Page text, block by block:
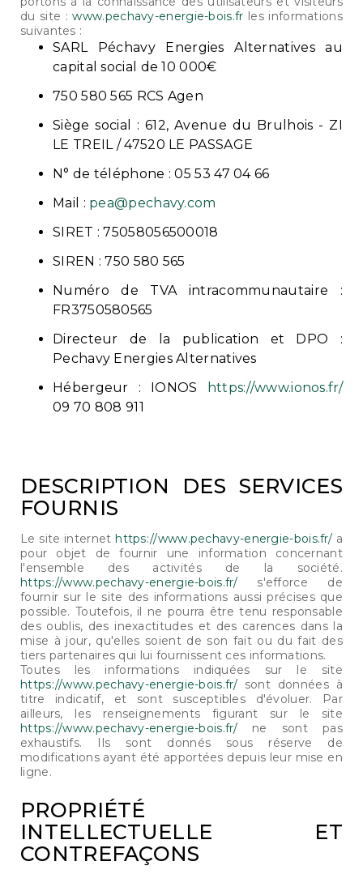
du site :www.pechavy-energie-bois.fr les informations
suivantes :
SARL Péchavy Energies Alternatives au
capital social de 10 000€
750 580 565 RCS Agen
Siège social : 612, Avenue du Brulhois - ZI
LE TREIL / 47520 LE PASSAGE
N° de téléphone : 05 53 47 04 66
Mail : pea@pechavy.com
SIRET : 75058056500018
SIREN : 750 580 565
Numéro de TVA intracommunautaire :
FR3750580565
Directeur de la publication et DPO :
Pechavy Energies Alternatives
Hébergeur : IONOS
https://www.ionos.fr/
09 70 808 911
DESCRIPTION DES SERVICES
FOURNIS
Le site internet https://www.pechavy-energie-bois.fr/ a
pour objet de fournir une information concernant
l'ensemble des activités de la société.
https://www.pechavy-energie-bois.fr/s'efforce de
fournir sur le site des informations aussi précises que
possible. Toutefois, il ne pourra être tenu responsable
des oublis, des inexactitudes et des carences dans la
mise à jour, qu'elles soient de son fait ou du fait des
tiers partenaires qui lui fournissent ces informations.
Toutes les informations indiquées sur le site
https://www.pechavy-energie-bois.fr/sont données à
titre indicatif, et sont susceptibles d'évoluer. Par
ailleurs, les renseignements figurant sur le site
https://www.pechavy-energie-bois.fr/ne sont pas
exhaustifs. Ils sont donnés sous réserve de
modifications ayant été apportées depuis leur mise en
ligne.
PROPRIÉTÉ
INTELLECTUELLE ET
CONTREFAÇONS